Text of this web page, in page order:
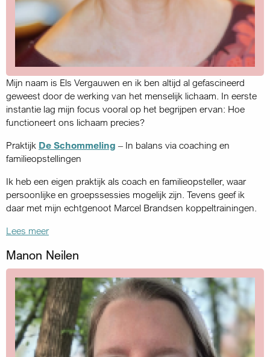
Mijn naam is Els Vergauwen en ik ben altijd al gefascineerd
geweest door de werking van het menselijk lichaam. In eerste
instantie lag mijn focus vooral op het begrijpen ervan: Hoe
functioneert ons lichaam precies?
Praktijk De Schommeling – In balans via coaching en
familieopstellingen
Ik heb een eigen praktijk als coach en familieopsteller, waar
persoonlijke en groepssessies mogelijk zijn. Tevens geef ik
daar met mijn echtgenoot Marcel Brandsen koppeltrainingen.
Lees meer
Manon Neilen